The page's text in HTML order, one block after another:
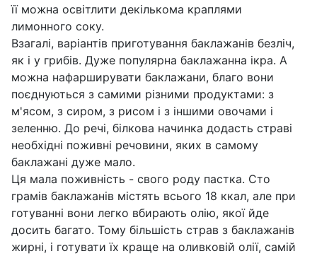
її можна освітлити декількома краплями
лимонного соку.
Взагалі, варіантів приготування баклажанів безліч,
як і у грибів. Дуже популярна баклажанна ікра. А
можна нафарширувати баклажани, благо вони
поєднуються з самими різними продуктами: з
м'ясом, з сиром, з рисом і з іншими овочами і
зеленню. До речі, білкова начинка додасть страві
необхідні поживні речовини, яких в самому
баклажані дуже мало.
Ця мала поживність - свого роду пастка. Сто
грамів баклажанів містять всього 18 ккал, але при
готуванні вони легко вбирають олію, якої йде
досить багато. Тому більшість страв з баклажанів
жирні, і готувати їх краще на оливковій олії, самій